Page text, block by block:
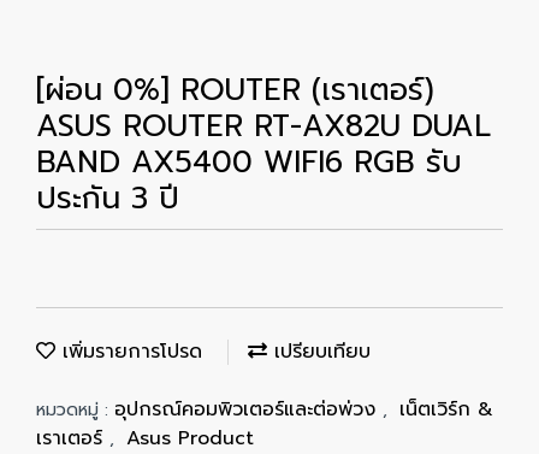
[ผ่อน 0%] ROUTER (เราเตอร์)
ASUS ROUTER RT-AX82U DUAL
BAND AX5400 WIFI6 RGB รับ
ประกัน 3 ปี
เพิ่มรายการโปรด เปรียบเทียบ
หมวดหมู่ : อุปกรณ์คอมพิวเตอร์และต่อพ่วง , เน็ตเวิร์ก &
เราเตอร์ , Asus Product